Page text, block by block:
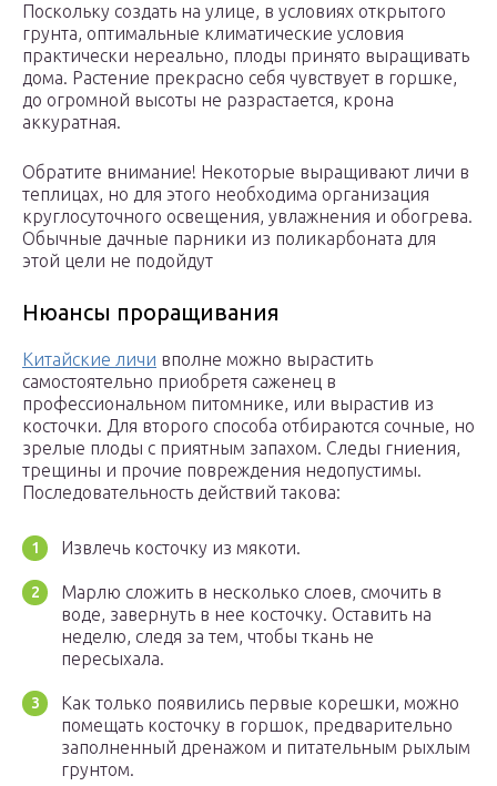
Поскольку создать на улице, в условиях открытого
грунта, оптимальные климатические условия
практически нереально, плоды принято выращивать
дома. Растение прекрасно себя чувствует в горшке,
до огромной высоты не разрастается, крона
аккуратная.
Обратите внимание! Некоторые выращивают личи в
теплицах, но для этого необходима организация
круглосуточного освещения, увлажнения и обогрева.
Обычные дачные парники из поликарбоната для
этой цели не подойдут
Нюансы проращивания
Китайские личи вполне можно вырастить
самостоятельно приобретя саженец в
профессиональном питомнике, или вырастив из
косточки. Для второго способа отбираются сочные, но
зрелые плоды с приятным запахом. Следы гниения,
трещины и прочие повреждения недопустимы.
Последовательность действий такова:
Извлечь косточку из мякоти.
Марлю сложить в несколько слоев, смочить в
воде, завернуть в нее косточку. Оставить на
неделю, следя за тем, чтобы ткань не
пересыхала.
Как только появились первые корешки, можно
помещать косточку в горшок, предварительно
заполненный дренажом и питательным рыхлым
грунтом.